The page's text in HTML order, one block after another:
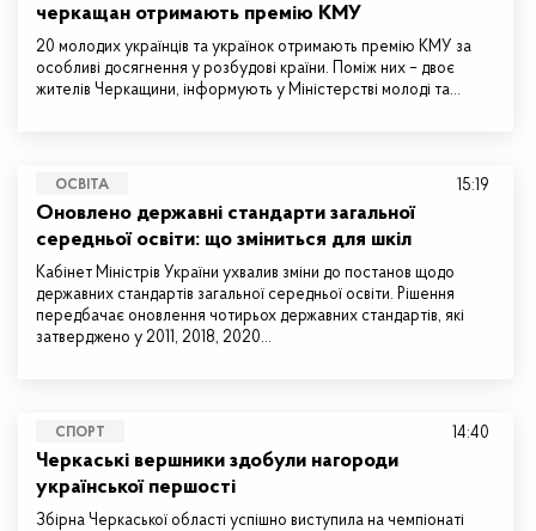
черкащан отримають премію КМУ
20 молодих українців та українок отримають премію КМУ за
особливі досягнення у розбудові країни. Поміж них – двоє
жителів Черкащини, інформують у Міністерстві молоді та…
ОСВІТА
Оновлено державні стандарти загальної
середньої освіти: що зміниться для шкіл
Кабінет Міністрів України ухвалив зміни до постанов щодо
державних стандартів загальної середньої освіти. Рішення
передбачає оновлення чотирьох державних стандартів, які
затверджено у 2011, 2018, 2020…
15:19
СПОРТ
Черкаські вершники здобули нагороди
української першості
Збірна Черкаської області успішно виступила на чемпіонаті
14:40